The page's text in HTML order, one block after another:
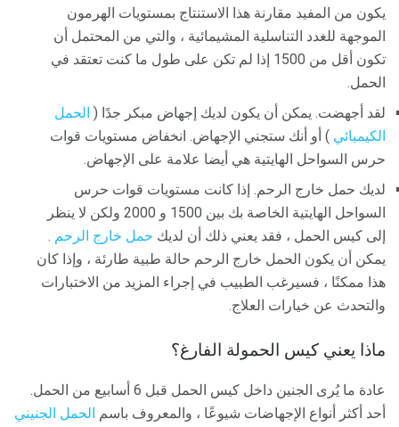
يكون من المفيد مقارنة هذا الاستنتاج بمستويات الهرمون
الموجهة للغدد التناسلية المشيمائية ، والتي من المحتمل أن
تكون أقل من 1500 إذا لم تكن على طول ما كنت تعتقد في
الحمل.
لقد أجهضت. يمكن أن يكون لديك إجهاض مبكر جدًا ( الحمل
الكيميائي ) أو أنك ستجني الإجهاض. انخفاض مستويات قوات
حرس السواحل الهايتية هي أيضا علامة على الإجهاض.
لديك حمل خارج الرحم. إذا كانت مستويات قوات حرس
السواحل الهايتية الخاصة بك بين 1500 و 2000 ولكن لا ينظر
إلى كيس الحمل ، فقد يعني ذلك أن لديك حمل خارج الرحم .
يمكن أن يكون الحمل خارج الرحم حالة طبية طارئة ، وإذا كان
هذا ممكنًا ، فسيرغب الطبيب في إجراء المزيد من الاختبارات
والتحدث عن خيارات العلاج.
ماذا يعني كيس الحمولة الفارغ؟
عادة ما يُرى الجنين داخل كيس الحمل قبل 6 أسابيع من الحمل.
أحد أكثر أنواع الإجهاضات شيوعًا ، والمعروف باسم الحمل الجنيني